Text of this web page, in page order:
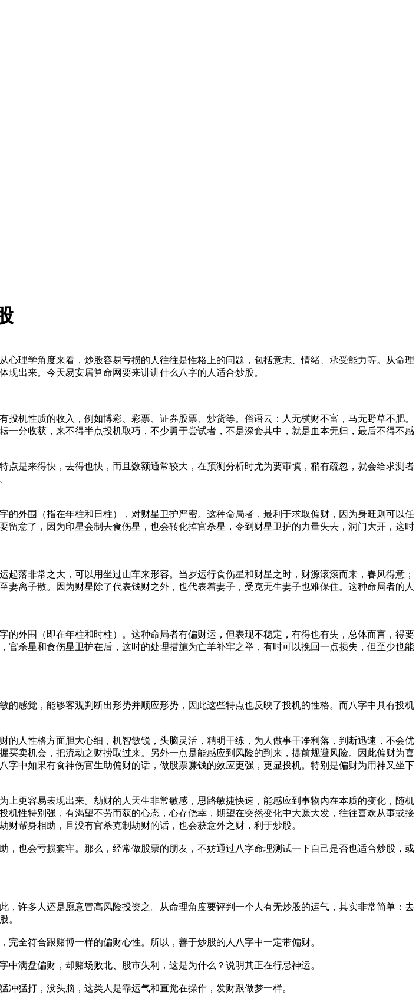
理学角度来看，炒股容易亏损的人往往是性格上的问题，包括意志、情绪、承受能力等。从命理
出来。今天易安居算命网要来讲讲什么八字的人适合炒股。
机性质的收入，例如博彩、彩票、证券股票、炒货等。俗语云：人无横财不富，马无野草不肥。
分收获，来不得半点投机取巧，不少勇于尝试者，不是深套其中，就是血本无归，最后不得不感
是来得快，去得也快，而且数额通常较大，在预测分析时尤为要审慎，稍有疏忽，就会给求测者
外围（指在年柱和日柱），对财星卫护严密。这种命局者，最利于求取偏财，因为身旺则可以任
意了，因为印星会制去食伤星，也会转化掉官杀星，令到财星卫护的力量失去，洞门大开，这时
落非常之大，可以用坐过山车来形容。当岁运行食伤星和财星之时，财源滚滚而来，春风得意；
离子散。因为财星除了代表钱财之外，也代表着妻子，受克无生妻子也难保住。这种命局者的人
外围（即在年柱和时柱）。这种命局者有偏财运，但表现不稳定，有得也有失，总体而言，得要
杀星和食伤星卫护在后，这时的处理措施为亡羊补牢之举，有时可以挽回一点损失，但至少也能
感觉，能够客观判断出形势并顺应形势，因此这些特点也反映了投机的性格。而八字中具有投机
人性格方面胆大心细，机智敏锐，头脑灵活，精明干练，为人做事干净利落，判断迅速，不会优
卖机会，把流动之财捞取过来。另外一点是能感应到风险的到来，提前规避风险。因此偏财为喜
中如果有食神伤官生助偏财的话，做股票赚钱的效应更强，更显投机。特别是偏财为用神又坐下
更容易表现出来。劫财的人天生非常敏感，思路敏捷快速，能感应到事物内在本质的变化，随机
性特别强，有渴望不劳而获的心态，心存侥幸，期望在突然变化中大赚大发，往往喜欢从事或接
帮身相助，且没有官杀克制劫财的话，也会获意外之财，利于炒股。
也会亏损套牢。那么，经常做股票的朋友，不妨通过八字命理测试一下自己是否也适合炒股，或
许多人还是愿意冒高风险投资之。从命理角度要评判一个人有无炒股的运气，其实非常简单：去
。
全符合跟赌博一样的偏财心性。所以，善于炒股的人八字中一定带偏财。
满盘偏财，却赌场败北、股市失利，这是为什么？说明其正在行忌神运。
猛打，没头脑，这类人是靠运气和直觉在操作，发财跟做梦一样。